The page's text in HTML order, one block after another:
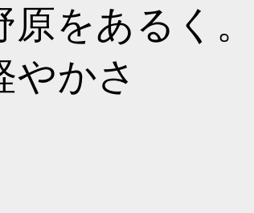
原をあるく
やかさ